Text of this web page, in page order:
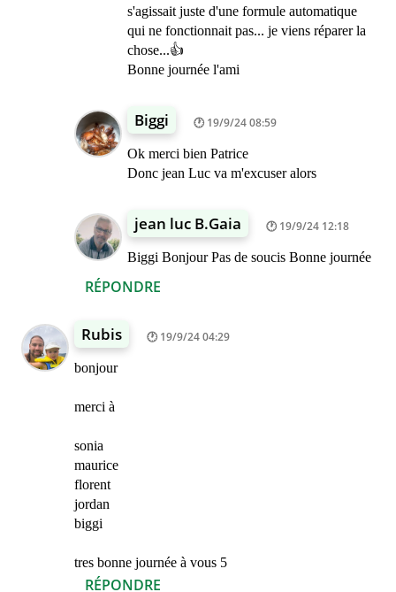
RÉPONDRE
s'agissait juste d'une formule automatique
qui ne fonctionnait pas... je viens réparer la
chose...👍
Bonne journée l'ami
Biggi 19/9/24 08:59
Ok merci bien Patrice
Donc jean Luc va m'excuser alors
jean luc B.Gaia 19/9/24 12:18
Biggi Bonjour Pas de soucis Bonne journée
Rubis 19/9/24 04:29
bonjour
merci à
sonia
maurice
florent
jordan
biggi
tres bonne journée à vous 5
RÉPONDRE